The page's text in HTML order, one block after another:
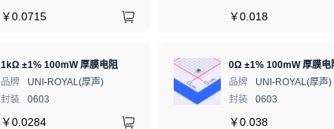
￥0.0715 ￥0.018
1kΩ ±1% 100mW 厚膜电阻
品牌
UNI-ROYAL(厚声)
封装
0603
￥0.0284
0Ω ±1% 100mW 厚膜电
品牌
UNI-ROYAL(厚声)
封装
0603
￥0.038